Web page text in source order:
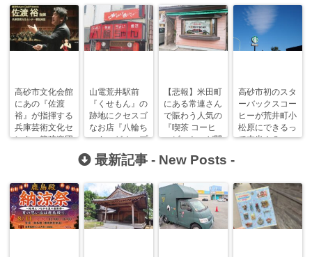
高砂市文化会館
にあの『佐渡
裕』が指揮する
兵庫芸術文化セ
ンター管弦楽団
山電荒井駅前
『くせもん』の
跡地にクセスゴ
なお店『八輪ち
ゃん』がオープ
ンしました！
【悲報】米田町
にある常連さん
で賑わう人気の
『喫茶 コーヒ
ービート』が閉
い…。
高砂市初のスタ
ーバックスコー
ヒーが荒井町小
松原にできるっ
て本当！？
最新記事 - New Posts -